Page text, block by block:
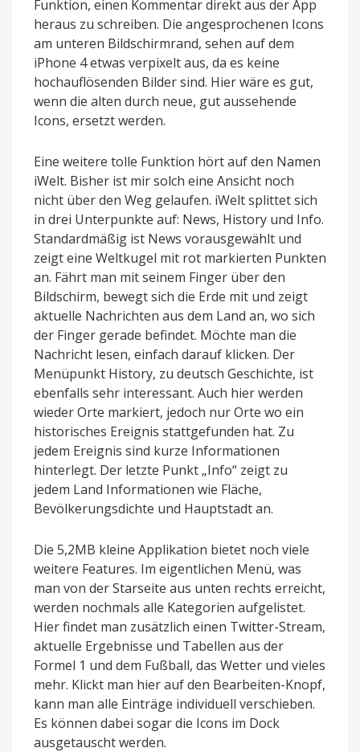
Funktion, einen Kommentar direkt aus der App
heraus zu schreiben. Die angesprochenen Icons
am unteren Bildschirmrand, sehen auf dem
iPhone 4 etwas verpixelt aus, da es keine
hochauflösenden Bilder sind. Hier wäre es gut,
wenn die alten durch neue, gut aussehende
Icons, ersetzt werden.
Eine weitere tolle Funktion hört auf den Namen
iWelt. Bisher ist mir solch eine Ansicht noch
nicht über den Weg gelaufen. iWelt splittet sich
in drei Unterpunkte auf: News, History und Info.
Standardmäßig ist News vorausgewählt und
zeigt eine Weltkugel mit rot markierten Punkten
an. Fährt man mit seinem Finger über den
Bildschirm, bewegt sich die Erde mit und zeigt
aktuelle Nachrichten aus dem Land an, wo sich
der Finger gerade befindet. Möchte man die
Nachricht lesen, einfach darauf klicken. Der
Menüpunkt History, zu deutsch Geschichte, ist
ebenfalls sehr interessant. Auch hier werden
wieder Orte markiert, jedoch nur Orte wo ein
historisches Ereignis stattgefunden hat. Zu
jedem Ereignis sind kurze Informationen
hinterlegt. Der letzte Punkt „Info“ zeigt zu
jedem Land Informationen wie Fläche,
Bevölkerungsdichte und Hauptstadt an.
Die 5,2MB kleine Applikation bietet noch viele
weitere Features. Im eigentlichen Menü, was
man von der Starseite aus unten rechts erreicht,
werden nochmals alle Kategorien aufgelistet.
Hier findet man zusätzlich einen Twitter-Stream,
aktuelle Ergebnisse und Tabellen aus der
Formel 1 und dem Fußball, das Wetter und vieles
mehr. Klickt man hier auf den Bearbeiten-Knopf,
kann man alle Einträge individuell verschieben.
Es können dabei sogar die Icons im Dock
ausgetauscht werden.